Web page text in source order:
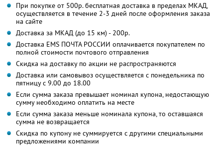
При покупке от 500р. бесплатная доставка в пределах МКАД,
осуществляется в течение 2-3 дней после оформления заказа
на сайте
Доставка за МКАД (до 15 км) - 200р.
Доставка EMS ПОЧТА РОССИИ оплачивается покупателем по
полной стоимости почтового отправления
Скидка на доставку по акции не распространяются
Доставка или самовывоз осуществляется с понедельника по
пятницу с 9.00 до 18.00
Если сумма заказа превышает номинал купона, недостающую
сумму необходимо оплатить на месте
Если сумма заказа меньше номинала купона, то оставшаяся
сумма не возвращается
Скидка по купону не суммируется с другими специальными
предложениями компании